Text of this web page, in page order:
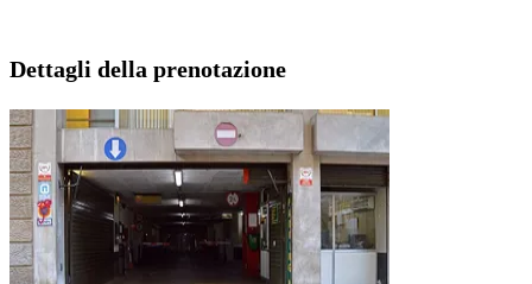
Dettagli della prenotazione